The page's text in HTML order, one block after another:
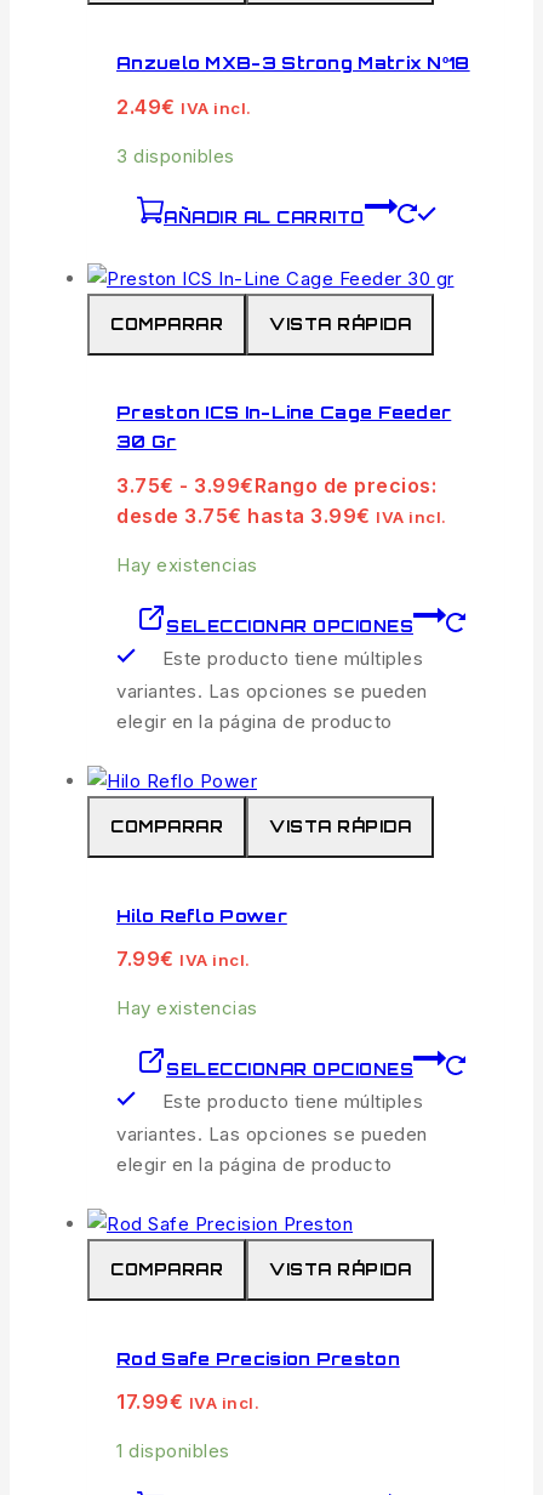
Anzuelo MXB-3 Strong Matrix Nº18
2.49€ IVA incl.
3 disponibles
AÑADIR AL CARRITO
COMPARAR VISTA RÁPIDA
Preston ICS In-Line Cage Feeder
30 Gr
3.75€ - 3.99€Rango de precios:
desde 3.75€ hasta 3.99€ IVA incl.
Hay existencias
SELECCIONAR OPCIONES
Este producto tiene múltiples
variantes. Las opciones se pueden
elegir en la página de producto
COMPARAR VISTA RÁPIDA
Hilo Reflo Power
7.99€ IVA incl.
Hay existencias
SELECCIONAR OPCIONES
Este producto tiene múltiples
variantes. Las opciones se pueden
elegir en la página de producto
COMPARAR VISTA RÁPIDA
Rod Safe Precision Preston
17.99€ IVA incl.
1 disponibles